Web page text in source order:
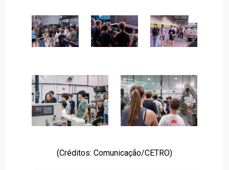
(Créditos: Comunicação/CETRO)